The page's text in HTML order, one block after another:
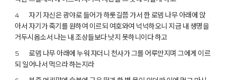
4 자기 자신은 광야로 들어가 하룻길쯤 가서 한 로뎀 나무 아래에 앉
아서 자기가 죽기를 원하여 이르되 여호와여 넉넉하오니 지금 내 생명을
거두시옵소서 나는 내 조상들보다 낫지 못하니이다 하고
5 로뎀 나무 아래에 누워 자더니 천사가 그를 어루만지며 그에게 이르
되 일어나서 먹으라 하는지라